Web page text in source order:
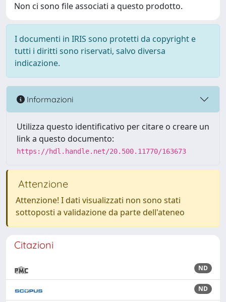
Non ci sono file associati a questo prodotto.
I documenti in IRIS sono protetti da copyright e
tutti i diritti sono riservati, salvo diversa
indicazione.
Informazioni
Utilizza questo identificativo per citare o creare un
link a questo documento:
https://hdl.handle.net/20.500.11770/163673
Attenzione
Attenzione! I dati visualizzati non sono stati
sottoposti a validazione da parte dell'ateneo
Citazioni
ND
ND